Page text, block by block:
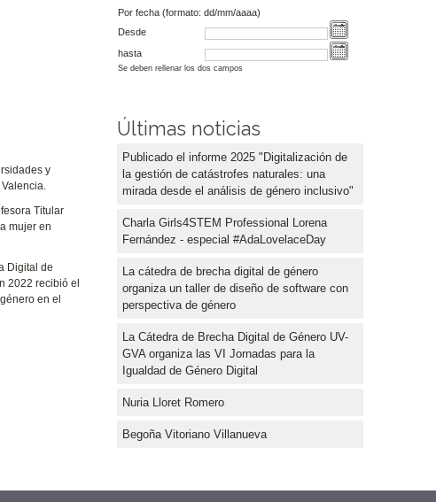
y
Titular
mujer en
Digital de
2022 recibió el
en el
Por fecha (formato: dd/mm/aaaa)
Desde
hasta
Se deben rellenar los dos campos
Últimas noticias
Publicado el informe 2025 "Digitalización de
la gestión de catástrofes naturales: una
mirada desde el análisis de género inclusivo"
Charla Girls4STEM Professional Lorena
Fernández - especial #AdaLovelaceDay
La cátedra de brecha digital de género
organiza un taller de diseño de software con
perspectiva de género
La Cátedra de Brecha Digital de Género UV-
GVA organiza las VI Jornadas para la
Igualdad de Género Digital
Nuria Lloret Romero
Begoña Vitoriano Villanueva